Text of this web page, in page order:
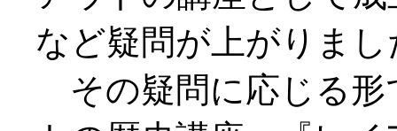
など疑問が上がりまし
その疑問に応じる形